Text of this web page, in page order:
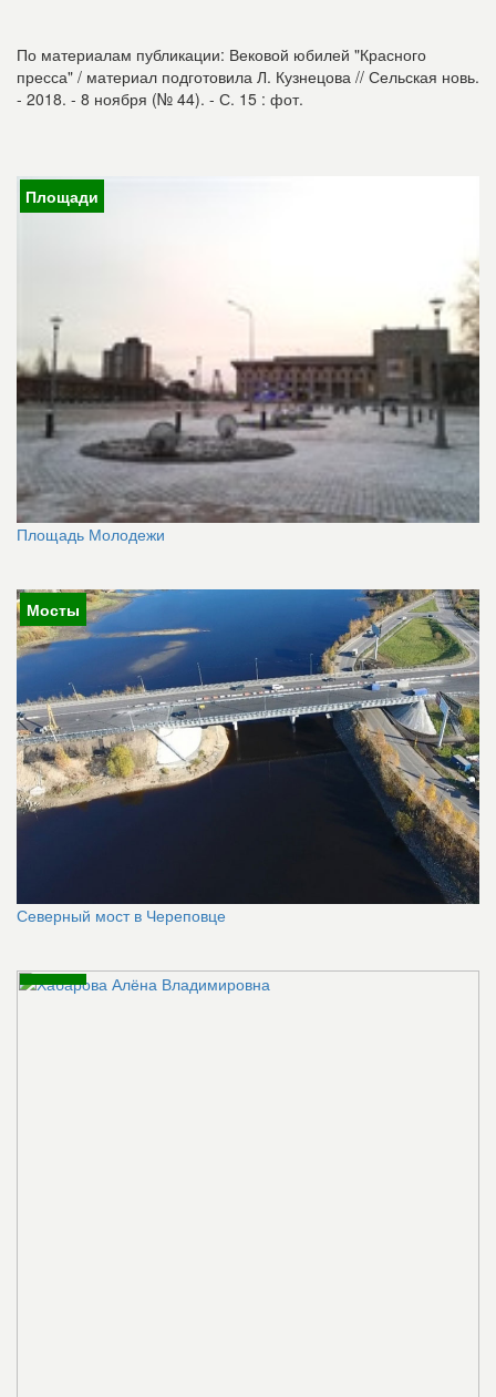
По материалам публикации: Вековой юбилей "Красного
пресса" / материал подготовила Л. Кузнецова // Сельская новь.
- 2018. - 8 ноября (№ 44). - С. 15 : фот.
Площади
Площадь Молодежи
Мосты
Северный мост в Череповце